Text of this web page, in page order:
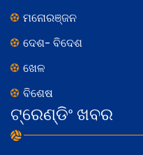
ମନୋରଞ୍ଜନ
ଦେଶ- ବିଦେଶ
ଖେଳ
ବିଶେଷ
ଟ୍ରେଣ୍ଡିଂ ଖବର